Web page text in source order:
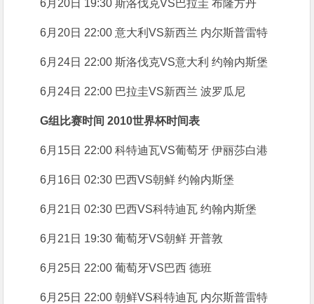
6月20日 19:30 斯洛伐克VS巴拉圭 布隆方丹
6月20日 22:00 意大利VS新西兰 内尔斯普雷特
6月24日 22:00 斯洛伐克VS意大利 约翰内斯堡
6月24日 22:00 巴拉圭VS新西兰 波罗瓜尼
G组比赛时间 2010世界杯时间表
6月15日 22:00 科特迪瓦VS葡萄牙 伊丽莎白港
6月16日 02:30 巴西VS朝鲜 约翰内斯堡
6月21日 02:30 巴西VS科特迪瓦 约翰内斯堡
6月21日 19:30 葡萄牙VS朝鲜 开普敦
6月25日 22:00 葡萄牙VS巴西 德班
6月25日 22:00 朝鲜VS科特迪瓦 内尔斯普雷特